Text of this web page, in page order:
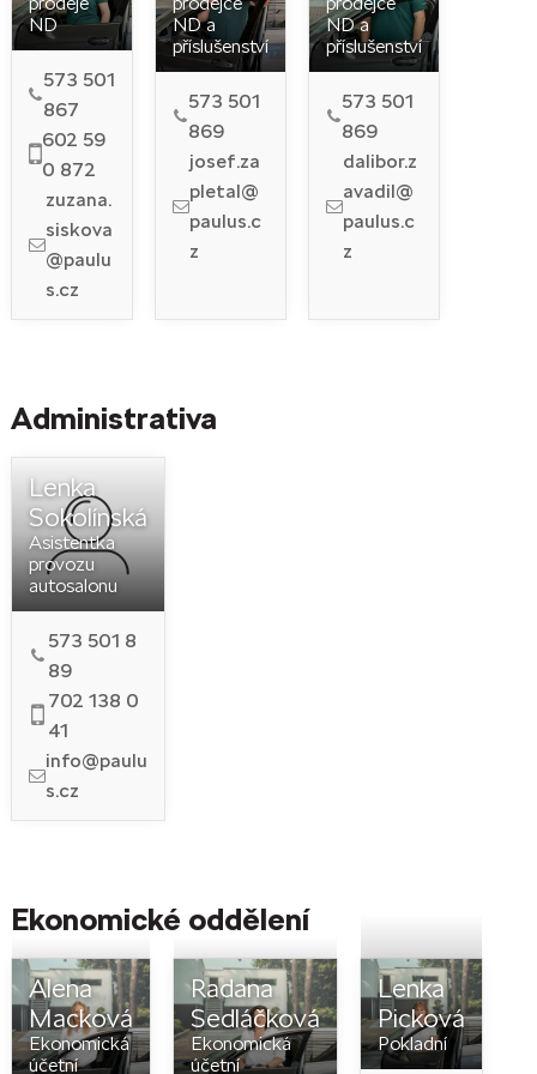
ND
573 501
867
602 59
0 872
zuzana.
siskova
@paulu
s.cz
ND a
příslušenství
573 501
869
josef.za
pletal@
paulus.c
z
ND a
příslušenství
573 501
869
dalibor.z
avadil@
paulus.c
z
Administrativa
Lenka
Sokolínská
Asistentka
provozu
autosalonu
573 501 8
89
702 138 0
41
info@paulu
s.cz
Ekonomické oddělení
Alena
Macková
Ekonomická
účetní
Radana
Sedláčková
Ekonomická
účetní
Lenka
Picková
Pokladní